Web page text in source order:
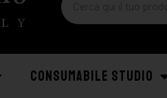
CONSUMABILE STUDIO